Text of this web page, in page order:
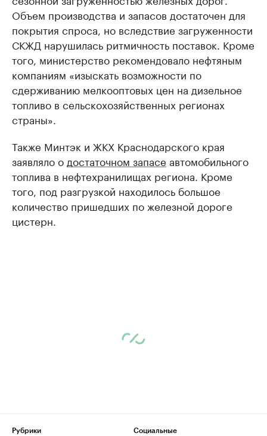
Объем производства и запасов достаточен для
покрытия спроса, но вследствие загруженности
СКЖД нарушилась ритмичность поставок. Кроме
того, министерство рекомендовало нефтяным
компаниям «изыскать возможности по
сдерживанию мелкооптовых цен на дизельное
топливо в сельскохозяйственных регионах
страны».
Также Минтэк и ЖКХ Краснодарского края
заявляло о достаточном запасе автомобильного
топлива в нефтехранилищах региона. Кроме
того, под разгрузкой находилось большое
количество пришедших по железной дороге
цистерн.
Рубрики
Социальные